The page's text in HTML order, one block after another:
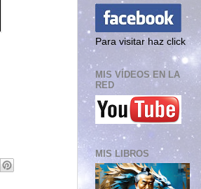
Para visitar haz click
MIS VÍDEOS EN LA
RED
MIS LIBROS